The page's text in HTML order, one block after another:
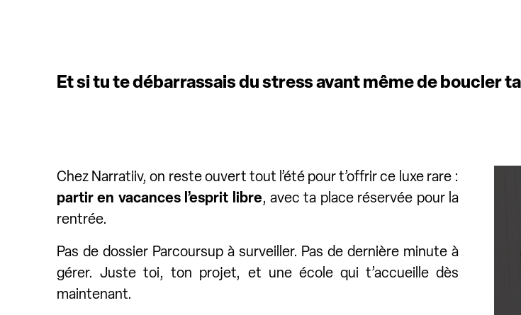
Et si tu te débarrassais du stress avant même de boucler
Chez Narratiiv, on reste ouvert tout l’été pour t’offrir ce luxe rare :
partir en vacances l’esprit libre, avec ta place réservée pour la
rentrée.
Pas de dossier Parcoursup à surveiller. Pas de dernière minute à
gérer. Juste toi, ton projet, et une école qui t’accueille dès
maintenant.